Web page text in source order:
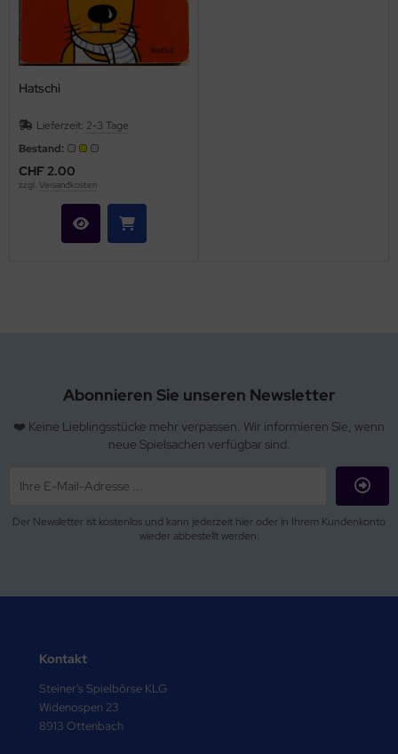
Hatschi
Lieferzeit: 2-3 Tage
Bestand:
CHF 2.00
zzgl. Versandkosten
Abonnieren Sie unseren Newsletter
❤️ Keine Lieblingsstücke mehr verpassen. Wir informieren Sie, wenn
neue Spielsachen verfügbar sind.
Der Newsletter ist kostenlos und kann jederzeit hier oder in Ihrem Kundenkonto
wieder abbestellt werden.
Kontakt
Steiner's Spielbörse KLG
Widenospen 23
8913 Ottenbach